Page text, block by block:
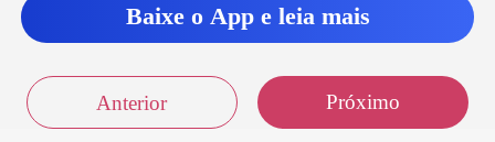
Baixe o App e leia mais
Anterior Próximo